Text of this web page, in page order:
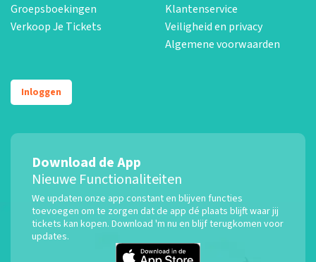
Groepsboekingen
Verkoop Je Tickets
Klantenservice
Veiligheid en privacy
Algemene voorwaarden
Inloggen
Download de App
Nieuwe Functionaliteiten
We updaten onze app constant en blijven functies
toevoegen om te zorgen dat de app dé plaats blijft waar jij
tickets kan kopen. Download 'm nu en blijf terugkomen voor
updates.